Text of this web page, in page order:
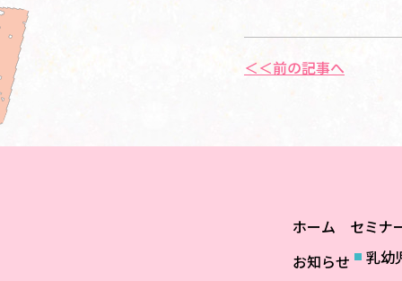
＜＜前の記事へ
ホーム
お知らせ
セミナ
乳幼